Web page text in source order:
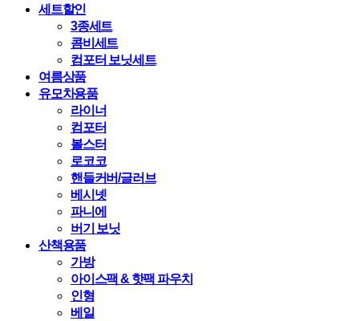
세트할인
3종세트
콤비세트
컴포터 보닛세트
여름상품
유모차용품
라이너
컴포터
볼스터
로코코
핸들커버/글러브
베시넷
파니에
버기 보닛
산책용품
가방
아이스팩 & 핫팩 파우치
인형
베일